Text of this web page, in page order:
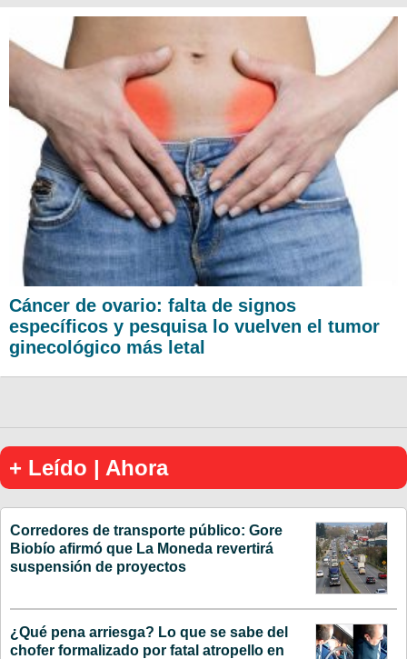
Cáncer de ovario: falta de signos
específicos y pesquisa lo vuelven el tumor
ginecológico más letal
+ Leído | Ahora
Corredores de transporte público: Gore
Biobío afirmó que La Moneda revertirá
suspensión de proyectos
¿Qué pena arriesga? Lo que se sabe del
chofer formalizado por fatal atropello en